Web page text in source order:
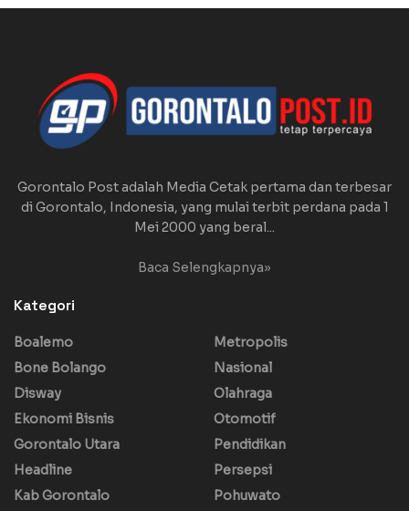
Gorontalo Post adalah Media Cetak pertama dan terbesar
di Gorontalo, Indonesia, yang mulai terbit perdana pada 1
Mei 2000 yang beral...
Baca Selengkapnya»
Kategori
Boalemo
Bone Bolango
Disway
Ekonomi Bisnis
Gorontalo Utara
Headline
Kab Gorontalo
Metropolis
Nasional
Olahraga
Otomotif
Pendidikan
Persepsi
Pohuwato